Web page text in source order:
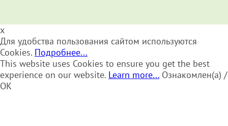
x
Для удобства пользования сайтом используются
Cookies. Подробнее...
This website uses Cookies to ensure you get the best
experience on our website. Learn more... Ознакомлен(а) /
OK